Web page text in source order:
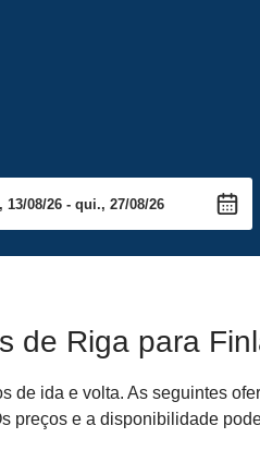
de Riga para
ida e volta. As seguintes
e a disponibilidade